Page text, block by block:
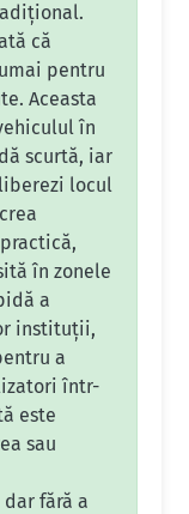
că
pentru
Aceasta
în
scurtă, iar
locul
în zonele
a
instituții,
a
într-
este
sau
fără a